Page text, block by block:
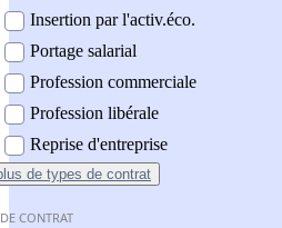
Insertion par l'activ.éco.
Portage salarial
Profession commerciale
Profession libérale
Reprise d'entreprise
de types de contrat
CONTRAT